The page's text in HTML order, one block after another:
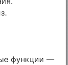
функции —